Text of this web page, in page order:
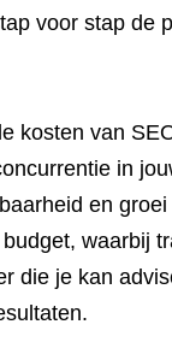
voor stap de
kosten van
in
en
waarbij
die je kan